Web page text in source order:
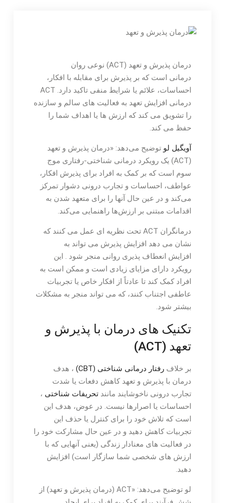
درمان پذیرش و تعهد (ACT) نوعی روان
درمانی است که بر پذیرش برای مقابله با افکار،
احساسات، علائم یا شرایط منفی تاکید دارد. ACT
درمانی افزایش تعهد به فعالیت های سالم و سازنده
را تشویق می کند که ارزش ها یا اهداف شما را
حفظ می کند.
آویگیل لو توضیح می‌دهد: «درمان پذیرش و تعهد
(ACT) یک رویکرد درمانی شناختی-رفتاری موج
سوم است که بر کمک به افراد برای پذیرش افکار،
عواطف، احساسات و تجارب درونی دشوار تمرکز
می‌کند و در عین حال آنها را برای متعهد شدن به
اقدامات مبتنی بر ارزش‌ها راهنمایی می‌کند.
درمانگران ACT تحت نظریه ای عمل می کنند که
نشان می دهد افزایش پذیرش می تواند به
افزایش انعطاف پذیری روانی منجر شود . این
رویکرد دارای مزایای زیادی است و ممکن است به
افراد کمک کند تا عادتاً از افکار خاص یا تجربیات
عاطفی اجتناب کنند، که می تواند منجر به مشکلات
بیشتر شود.
تکنیک های درمان با پذیرش و
تعهد (ACT)
بر خلاف رفتار درمانی شناختی (CBT)
، هدف
درمان با پذیرش و تعهد کاهش دفعات یا شدت
تجارب درونی ناخوشایند مانند تحریفات شناختی ،
احساسات یا اصرارها نیست. در عوض، هدف این
است که تلاش خود را برای کنترل یا حذف این
تجربیات کاهش دهید و در عین حال مشارکت خود را
در فعالیت های معنادار زندگی (یعنی آنهایی که با
ارزش های شخصی شما سازگار است) افزایش
دهید.
لو توضیح می‌دهد: «ACT (درمان پذیرش و تعهد) از